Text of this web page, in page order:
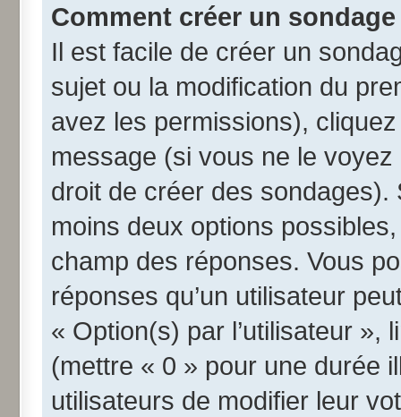
Comment créer un
Il est facile de créer un
sujet ou la modification du
avez les permissions),
message (si vous ne le
droit de créer des
moins deux options
champ des réponses. Vous
réponses qu’un utilisateur
« Option(s) par l’utilisateur »,
(mettre « 0 » pour une durée
utilisateurs de modifier leur